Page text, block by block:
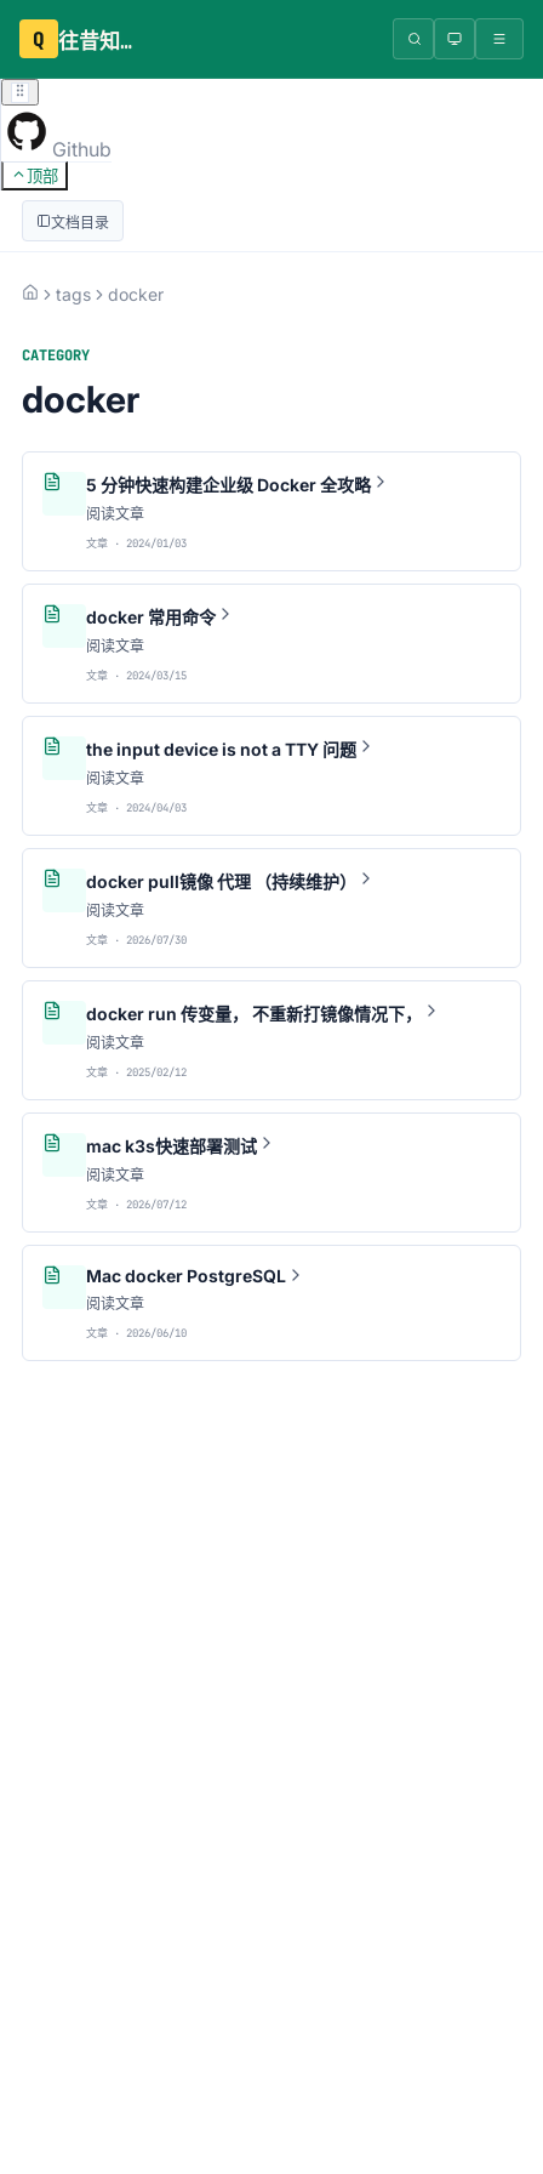
Q 往昔知识库
Github
顶部
文档目录
tags docker
CATEGORY
docker
5 分钟快速构建企业级 Docker 全攻略
阅读文章
文章 · 2024/01/03
docker 常用命令
阅读文章
文章 · 2024/03/15
the input device is not a TTY 问题
阅读文章
文章 · 2024/04/03
docker pull镜像 代理 （持续维护）
阅读文章
文章 · 2026/07/30
docker run 传变量， 不重新打镜像情况下，
阅读文章
文章 · 2025/02/12
mac k3s快速部署测试
阅读文章
文章 · 2026/07/12
Mac docker PostgreSQL
阅读文章
文章 · 2026/06/10